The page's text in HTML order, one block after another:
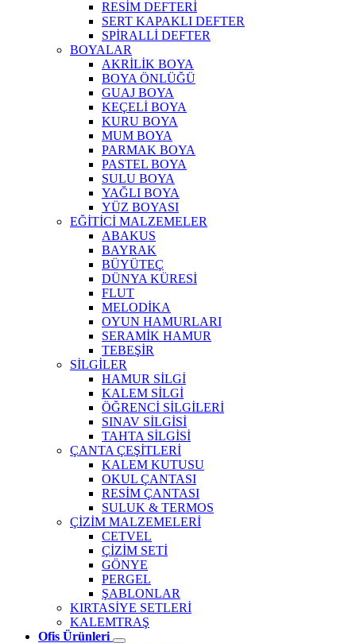
RESİM DEFTERİ
SERT KAPAKLI DEFTER
SPİRALLİ DEFTER
BOYALAR
AKRİLİK BOYA
BOYA ÖNLÜĞÜ
GUAJ BOYA
KEÇELİ BOYA
KURU BOYA
MUM BOYA
PARMAK BOYA
PASTEL BOYA
SULU BOYA
YAĞLI BOYA
YÜZ BOYASI
EĞİTİCİ MALZEMELER
ABAKUS
BAYRAK
BÜYÜTEÇ
DÜNYA KÜRESİ
FLUT
MELODİKA
OYUN HAMURLARI
SERAMİK HAMUR
TEBEŞİR
SİLGİLER
HAMUR SİLGİ
KALEM SİLGİ
ÖĞRENCİ SİLGİLERİ
SINAV SİLGİSİ
TAHTA SİLGİSİ
ÇANTA ÇEŞİTLERİ
KALEM KUTUSU
OKUL ÇANTASI
RESİM ÇANTASI
SULUK & TERMOS
ÇİZİM MALZEMELERİ
CETVEL
ÇİZİM SETİ
GÖNYE
PERGEL
ŞABLONLAR
KIRTASİYE SETLERİ
KALEMTRAŞ
Ofis Ürünleri